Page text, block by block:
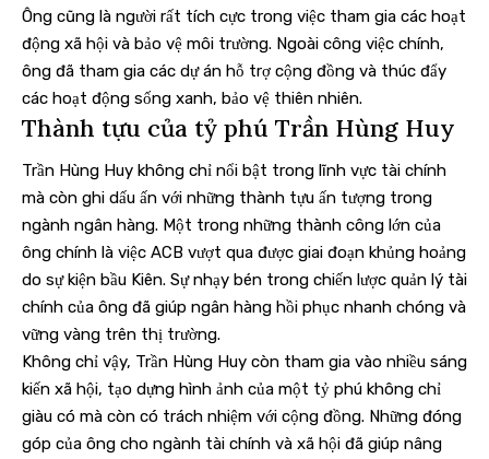
Ông cũng là người rất tích cực trong việc tham gia các hoạt
động xã hội và bảo vệ môi trường. Ngoài công việc chính,
ông đã tham gia các dự án hỗ trợ cộng đồng và thúc đẩy
các hoạt động sống xanh, bảo vệ thiên nhiên.
Thành tựu của tỷ phú Trần Hùng Huy
Trần Hùng Huy không chỉ nổi bật trong lĩnh vực tài chính
mà còn ghi dấu ấn với những thành tựu ấn tượng trong
ngành ngân hàng. Một trong những thành công lớn của
ông chính là việc ACB vượt qua được giai đoạn khủng hoảng
do sự kiện bầu Kiên. Sự nhạy bén trong chiến lược quản lý tài
chính của ông đã giúp ngân hàng hồi phục nhanh chóng và
vững vàng trên thị trường.
Không chỉ vậy, Trần Hùng Huy còn tham gia vào nhiều sáng
kiến xã hội, tạo dựng hình ảnh của một tỷ phú không chỉ
giàu có mà còn có trách nhiệm với cộng đồng. Những đóng
góp của ông cho ngành tài chính và xã hội đã giúp nâng